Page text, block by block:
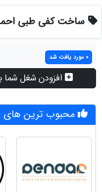
ساخت کفی طبی
0 مورد یافت شد
افزودن شغل
محبوب ترین